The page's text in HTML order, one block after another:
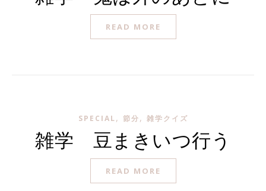
READ MORE
SPECIAL, 節分, 雑学クイズ
雑学 豆まきいつ行う
READ MORE